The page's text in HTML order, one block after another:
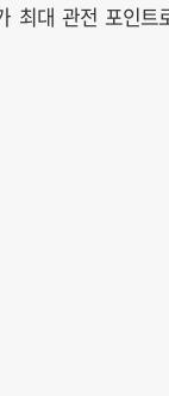
최대 관전 포인트